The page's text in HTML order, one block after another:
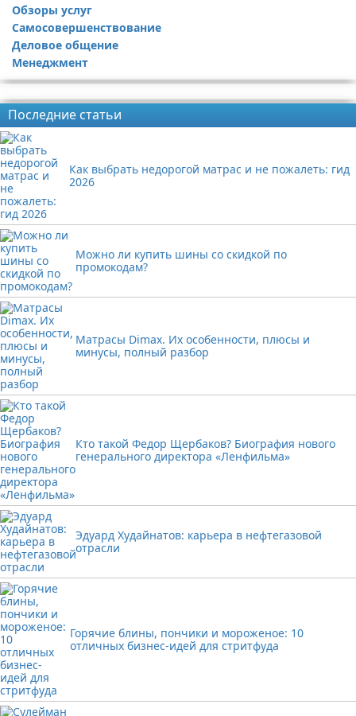
Обзоры услуг
Самосовершенствование
Деловое общение
Менеджмент
Последние статьи
Как выбрать недорогой матрас и не пожалеть: гид
2026
Можно ли купить шины со скидкой по
промокодам?
Матрасы Dimax. Их особенности, плюсы и
минусы, полный разбор
Кто такой Федор Щербаков? Биография нового
генерального директора «Ленфильма»
Эдуард Худайнатов: карьера в нефтегазовой
отрасли
Горячие блины, пончики и мороженое: 10
отличных бизнес-идей для стритфуда